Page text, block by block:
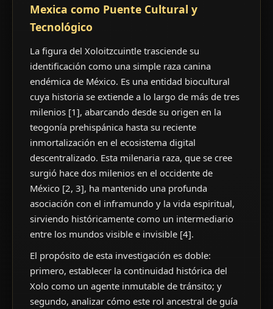
Mexica como Puente Cultural y
Tecnológico
La figura del Xoloitzcuintle trasciende su
identificación como una simple raza canina
endémica de México. Es una entidad biocultural
cuya historia se extiende a lo largo de más de tres
milenios [1], abarcando desde su origen en la
teogonía prehispánica hasta su reciente
inmortalización en el ecosistema digital
descentralizado. Esta milenaria raza, que se cree
surgió hace dos milenios en el occidente de
México [2, 3], ha mantenido una profunda
asociación con el inframundo y la vida espiritual,
sirviendo históricamente como un intermediario
entre los mundos visible e invisible [4].
El propósito de esta investigación es doble:
primero, establecer la continuidad histórica del
Xolo como un agente inmutable de tránsito; y
segundo, analizar cómo este rol ancestral de guía